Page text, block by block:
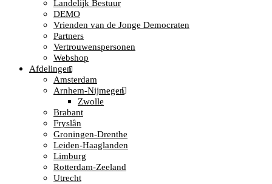
Landelijk Bestuur
DEMO
Vrienden van de Jonge Democraten
Partners
Vertrouwenspersonen
Webshop
Afdelingen
Amsterdam
Arnhem-Nijmegen
Zwolle
Brabant
Fryslân
Groningen-Drenthe
Leiden-Haaglanden
Limburg
Rotterdam-Zeeland
Utrecht